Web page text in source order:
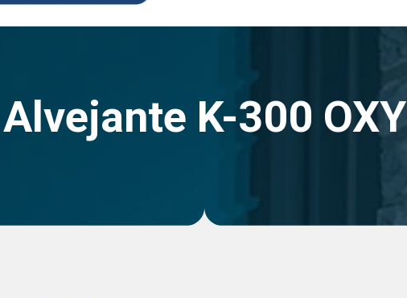
Alvejante K-300 OXY